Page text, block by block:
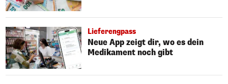
Lieferengpass
Neue App zeigt dir, wo es dein
Medikament noch gibt